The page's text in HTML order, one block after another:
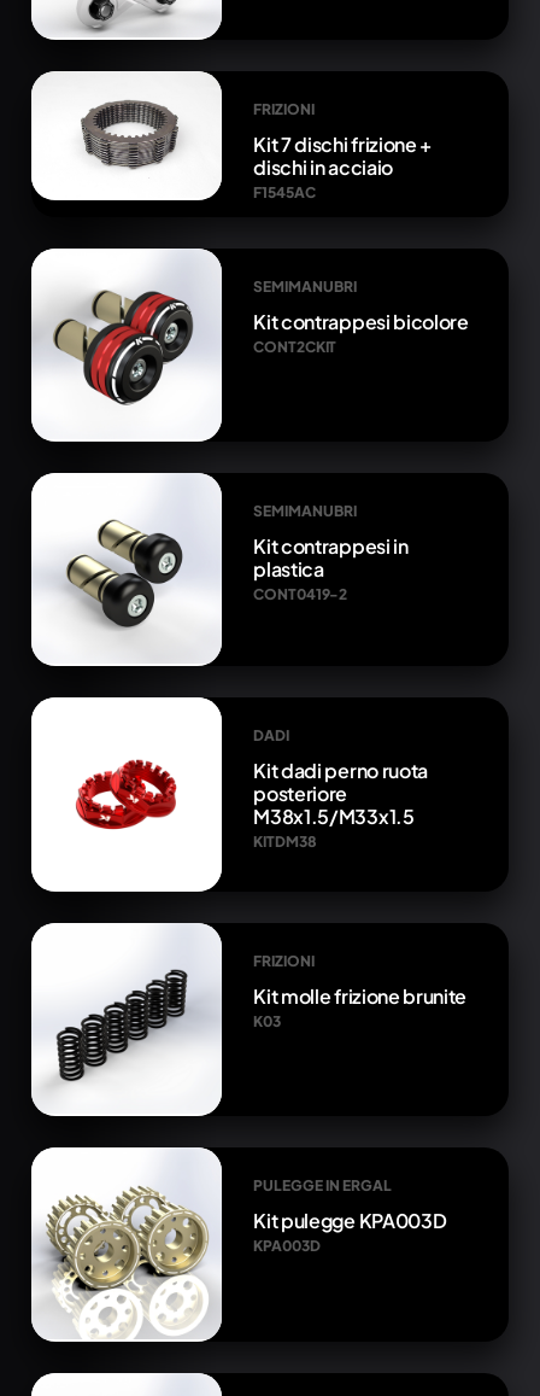
FRIZIONI
Kit 7 dischi frizione +
dischi in acciaio
F1545AC
SEMIMANUBRI
Kit contrappesi bicolore
CONT2CKIT
SEMIMANUBRI
Kit contrappesi in
plastica
CONT0419-2
DADI
Kit dadi perno ruota
posteriore
M38x1.5/M33x1.5
KITDM38
FRIZIONI
Kit molle frizione brunite
K03
PULEGGE IN ERGAL
Kit pulegge KPA003D
KPA003D